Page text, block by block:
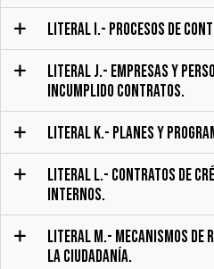
LITERAL I.- PROCESOS DE
LITERAL J.- EMPRESAS Y
INCUMPLIDO CONTRATOS.
LITERAL K.- PLANES Y
LITERAL L.- CONTRATOS DE
INTERNOS.
LITERAL M.- MECANISMOS DE
LA CIUDADANÍA.